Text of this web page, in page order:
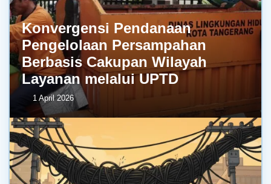
Konvergensi Pendanaan
Pengelolaan Persampahan
Berbasis Cakupan Wilayah
Layanan melalui UPTD
1 April 2026